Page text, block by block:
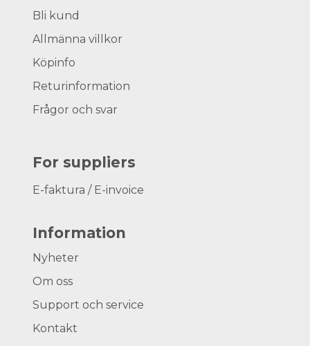
Bli kund
Allmänna villkor
Köpinfo
Returinformation
Frågor och svar
For suppliers
E-faktura / E-invoice
Information
Nyheter
Om oss
Support och service
Kontakt